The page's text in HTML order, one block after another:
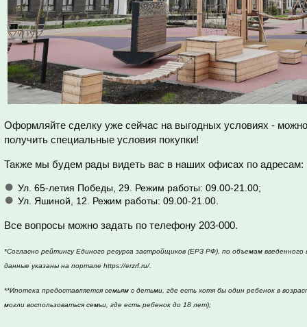
Оформляйте сделку уже сейчас на выгодных условиях -
получить специальные условия покупки!
Также мы будем рады видеть вас в наших офисах по адресам:
Ул. 65-летия Победы, 29. Режим работы: 09.00-21.00;
Ул. Яшиной, 12. Режим работы: 09.00-21.00.
Все вопросы можно задать по телефону 203-000.
*Согласно рейтингу Единого ресурса застройщиков (ЕРЗ РФ), по объемам введенного
данные указаны на портале https://erzrf.ru/.
**Ипотека предоставляется семьям с детьми, где есть хотя бы один ребенок в
могли воспользоваться семьи, где есть ребенок до 18 лет);